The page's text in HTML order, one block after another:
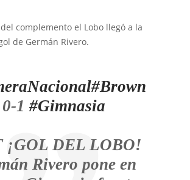
complemento el Lobo llegó a la
de Germán Rivero.
#Brown
0-1 #Gimnasia
¡GOL DEL LOBO!
Rivero pone en